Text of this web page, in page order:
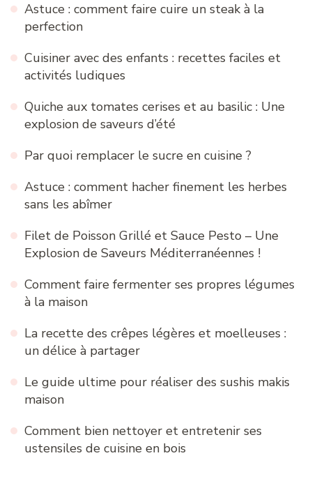
Astuce : comment faire cuire un steak à la
perfection
Cuisiner avec des enfants : recettes faciles et
activités ludiques
Quiche aux tomates cerises et au basilic : Une
explosion de saveurs d’été
Par quoi remplacer le sucre en cuisine ?
Astuce : comment hacher finement les herbes
sans les abîmer
Filet de Poisson Grillé et Sauce Pesto – Une
Explosion de Saveurs Méditerranéennes !
Comment faire fermenter ses propres légumes
à la maison
La recette des crêpes légères et moelleuses :
un délice à partager
Le guide ultime pour réaliser des sushis makis
maison
Comment bien nettoyer et entretenir ses
ustensiles de cuisine en bois